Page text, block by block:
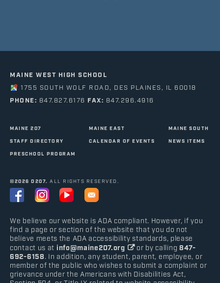
MAINE WEST HIGH SCHOOL
1755 SOUTH WOLF ROAD, DES PLAINES, IL 60018
PHONE: 847.827.6176 FAX: 847.296.4916
MAINE 207
STAFF DIRECTORY
PRESCHOOL PROGRAM
MAINE EAST
CALENDAR OF EVENTS
MAINE SOUTH
NEWS ITEMS
©2026 D207. ALL RIGHTS RESERVED.
We believe our website is ADA compliant. However, if you
find a page or section of the website that you do not
believe meets the ADA accessibility standards, please
contact us at info@maine207.org or by calling 847-
692-6158. In addition, any student, parent, employee, or
member of the public who wishes to submit a complaint or
grievance under the Americans with Disabilities Act,